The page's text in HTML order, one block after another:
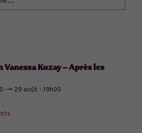
Kuzay – Après les
--> 29 août - 19h00